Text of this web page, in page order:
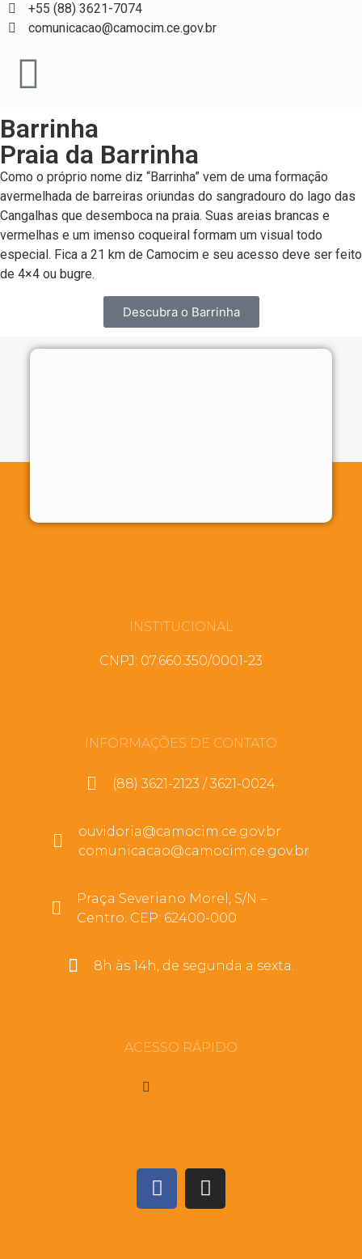
+55 (88) 3621-7074
comunicacao@camocim.ce.gov.br
Barrinha
Praia da Barrinha
Como o próprio nome diz “Barrinha” vem de uma formação
avermelhada de barreiras oriundas do sangradouro do lago das
Cangalhas que desemboca na praia. Suas areias brancas e
vermelhas e um imenso coqueiral formam um visual todo
especial. Fica a 21 km de Camocim e seu acesso deve ser feito
de 4×4 ou bugre.
Descubra o Barrinha
INSTITUCIONAL
CNPJ: 07.660.350/0001-23
INFORMAÇÕES DE CONTATO
(88) 3621-2123 / 3621-0024
ouvidoria@camocim.ce.gov.br
comunicacao@camocim.ce.gov.br
Praça Severiano Morel, S/N –
Centro. CEP: 62400-000
8h às 14h, de segunda a sexta.
ACESSO RÁPIDO